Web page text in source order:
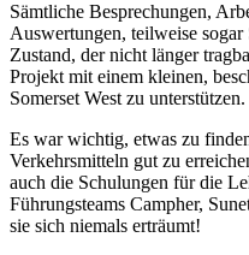
Sämtliche Besprechungen,
Auswertungen, teilweise
Zustand, der nicht länger
Projekt mit einem kleinen,
Somerset West zu unterstützen.
Es war wichtig, etwas zu
Verkehrsmitteln gut zu
auch die Schulungen für die
Führungsteams Campher,
sie sich niemals erträumt!